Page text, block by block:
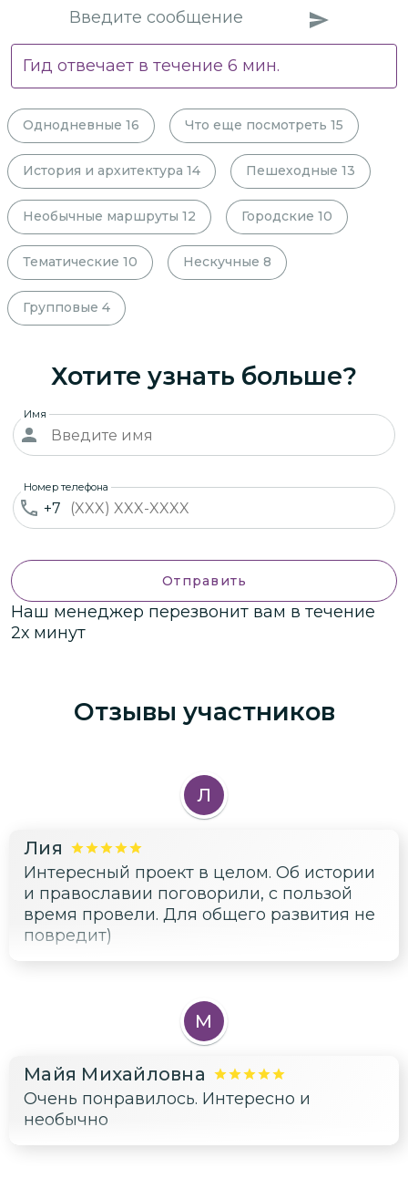
Гид отвечает в течение 6 мин.
Однодневные 16 Что еще посмотреть 15
История и архитектура 14 Пешеходные 13
Необычные маршруты 12 Городские 10
Тематические 10 Нескучные 8
Групповые 4
Хотите узнать больше?
Имя
+7
Номер телефона
Отправить
Наш менеджер перезвонит вам в течение
2х минут
Отзывы участников
Л
Лия
Интересный проект в целом. Об истории
и православии поговорили, с пользой
время провели. Для общего развития не
повредит)
М
Майя Михайловна
Очень понравилось. Интересно и
необычно